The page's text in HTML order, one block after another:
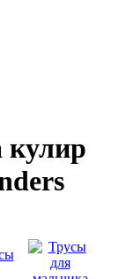
кулир